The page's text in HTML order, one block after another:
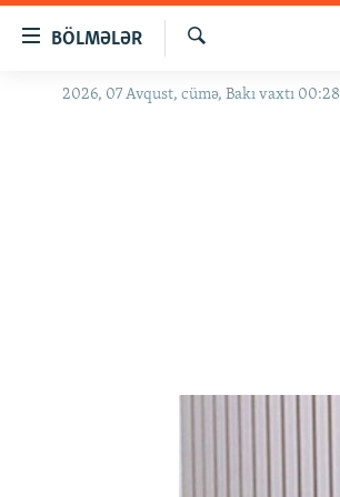
BÖLMƏLƏR
GÜNDƏM
Axtar
2026, 07 Avqust, cümə, Bakı vaxtı 00:28